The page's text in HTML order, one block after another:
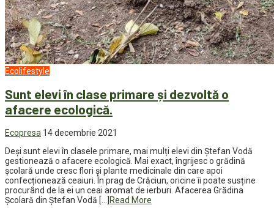
Ecolifestyle
Sunt elevi în clase primare și dezvoltă o
afacere ecologică.
Ecopresa 14 decembrie 2021
Deși sunt elevi în clasele primare, mai mulți elevi din Ștefan Vodă
gestionează o afacere ecologică. Mai exact, îngrijesc o grădină
școlară unde cresc flori și plante medicinale din care apoi
confecționează ceaiuri. În prag de Crăciun, oricine îi poate susține
procurând de la ei un ceai aromat de ierburi. Afacerea Grădina
Școlară din Ștefan Vodă […]
Read More